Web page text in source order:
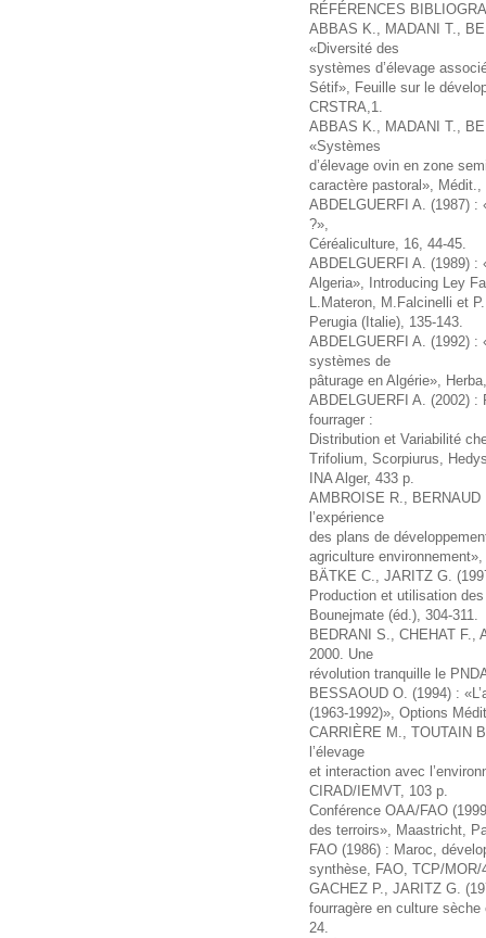
RÉFÉRENCES
ABBAS K., MADANI T.,
«Diversité des
systèmes d’élevage
Sétif», Feuille sur le
CRSTRA,1.
ABBAS K., MADANI T.,
«Systèmes
d’élevage ovin en zone
caractère pastoral», Médit.,
ABDELGUERFI A. (1987) :
?»,
Céréaliculture, 16, 44-45.
ABDELGUERFI A. (1989)
Algeria», Introducing Ley
L.Materon, M.Falcinelli et
Perugia (Italie), 135-143.
ABDELGUERFI A. (1992) :
systèmes de
pâturage en Algérie»,
ABDELGUERFI A. (2002) :
fourrager :
Distribution et Variabilité
Trifolium, Scorpiurus,
INA Alger, 433 p.
AMBROISE R.,
l’expérience
des plans de
agriculture
BÄTKE C., JARITZ G.
Production et utilisation
Bounejmate (éd.), 304-311.
BEDRANI S., CHEHAT F.,
2000. Une
révolution tranquille le
BESSAOUD O. (1994) :
(1963-1992)», Options
CARRIÈRE M., TOUTAIN
l’élevage
et interaction avec
CIRAD/IEMVT, 103 p.
Conférence OAA/FAO
des terroirs», Maastricht,
FAO (1986) : Maroc,
synthèse, FAO, TCP/MOR/
GACHEZ P., JARITZ G.
fourragère en culture
24.